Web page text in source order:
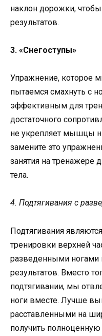
наклон дорожки,
результатов.
3. «Снегоступы»
Упражнение, которое
пытаемся смахнуть с
эффективным для
достаточного
не укрепляет мышцы
замените это
занятия на тренажере
тела.
4. Подтягивания с
Подтягивания
тренировки верхней
разведенными
результатов. Вместо
подтягивании, мы
ноги вместе. Лучше
расставленными на
получить